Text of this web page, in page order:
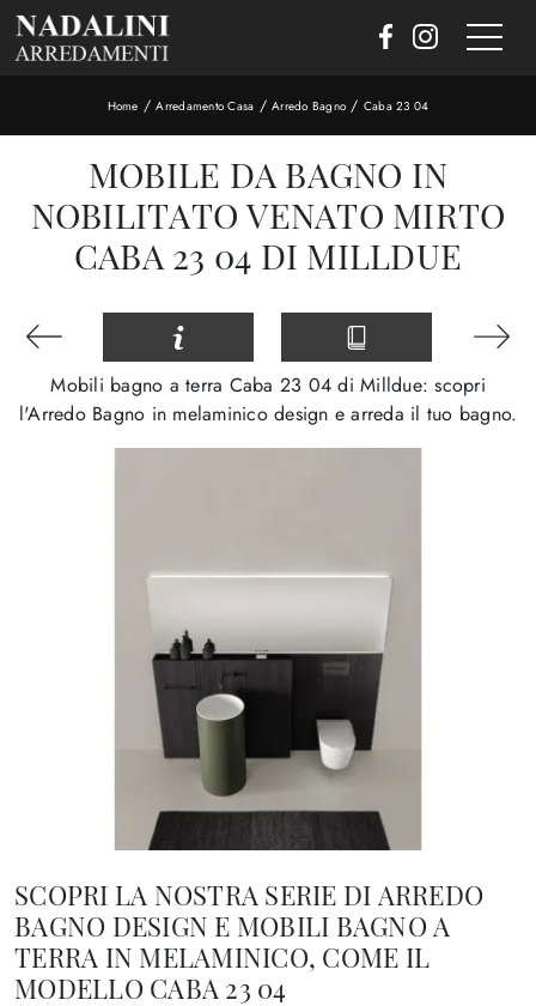
Home /Arredamento Casa /Arredo Bagno / Caba 23 04
MOBILE DA BAGNO IN
NOBILITATO VENATO MIRTO
CABA 23 04 DI MILLDUE
Mobili bagno a terra Caba 23 04 di Milldue: scopri
l'Arredo Bagno in melaminico design e arreda il tuo bagno.
SCOPRI LA NOSTRA SERIE DI ARREDO
BAGNO DESIGN E MOBILI BAGNO A
TERRA IN MELAMINICO, COME IL
MODELLO CABA 23 04